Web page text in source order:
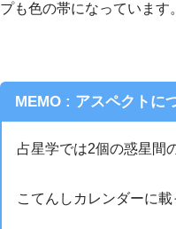
プも色の帯になっています
MEMO : アスペクトに
占星学では2個の惑星間
こてんしカレンダーに